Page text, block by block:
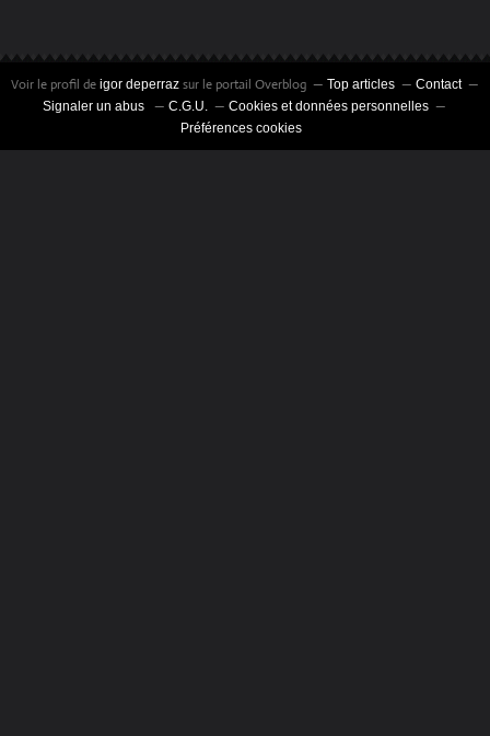
Voir le profil de igor deperraz sur le portail Overblog Top articles
Contact
Signaler un abus
C.G.U.
Cookies et données personnelles
Préférences cookies